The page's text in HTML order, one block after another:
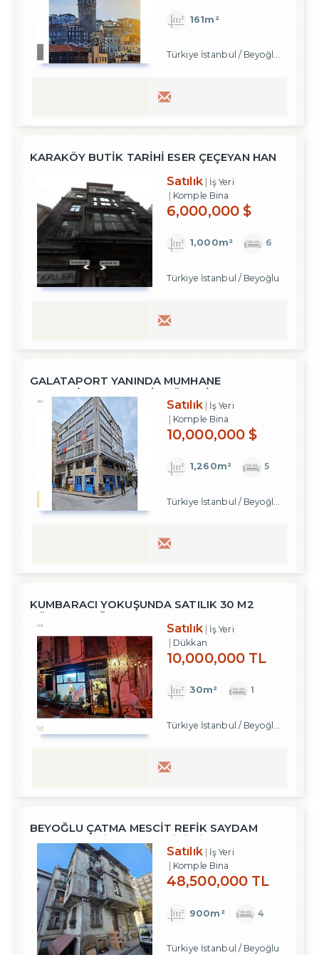
161m²
Türkiye İstanbul / Beyoğlu/
KARAKÖY BUTIK TARIHI ESER ÇEÇEYAN HAN
Satılık
İş Yeri
Komple Bina
6,000,000 $
1,000m² 6
Türkiye İstanbul / Beyoğlu
GALATAPORT YANINDA MUMHANE
CADDESİNDE EMSALSİZ KÖŞE BİNA!
Satılık
İş Yeri
Komple Bina
10,000,000 $
1,260m² 5
KUMBARACI YOKUŞUNDA SATILIK 30 M2
Satılık
İş Yeri
Dükkan
10,000,000 TL
30m² 1
BEYOĞLU ÇATMA MESCIT REFIK SAYDAM
CADDE ÜZERI 900M² TARIHI BINA
Satılık
İş Yeri
Komple Bina
48,500,000 TL
900m² 4
Türkiye İstanbul / Beyoğlu